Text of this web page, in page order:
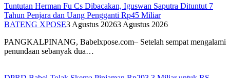
Tuntutan Herman Fu Cs Dibacakan, Iguswan Saputra Dituntut 7
Tahun Penjara dan Uang Pengganti Rp45 Miliar
BATENG XPOSE3 Agustus 20263 Agustus 2026
PANGKALPINANG, Babelxpose.com– Setelah sempat mengalami
penundaan sebanyak dua…